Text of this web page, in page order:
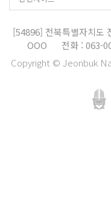
[54896] 전북특별자치도
OOO
전화 : 063-
Copyright © Jeonbuk